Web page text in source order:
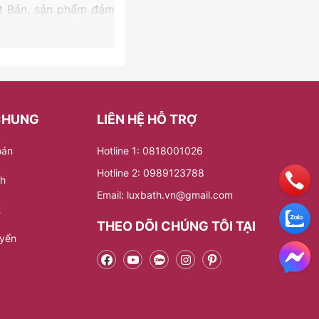
sản phẩm đảm
ổn định và tiết
cao và dễ dàng vệ
thư giãn thoải mái
LIÊN HỆ HỖ TRỢ
Hotline 1: 0818001026
Hotline 2: 0989123788
Email: luxbath.vn@gmail.com
THEO DÕI CHÚNG TÔI TẠI